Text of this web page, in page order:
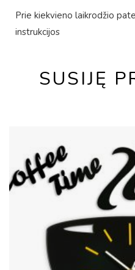
Prie kiekvieno laikrodžio
instrukcijos
SUSIJĘ